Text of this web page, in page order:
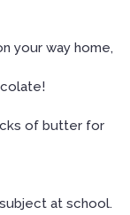
your way home,
of butter for
at school.